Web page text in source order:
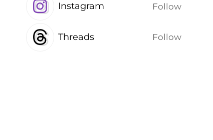
Instagram Follow
Threads Follow